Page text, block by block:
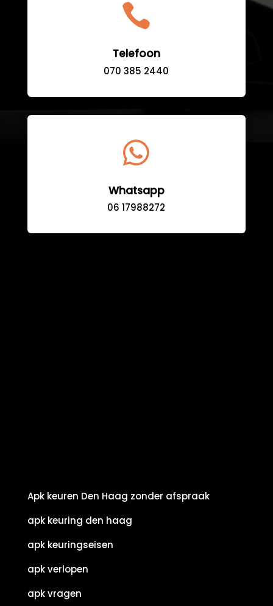

Telefoon
070 385 2440

Whatsapp
06 17988272
Apk keuren Den Haag zonder afspraak
apk keuring den haag
apk keuringseisen
apk verlopen
apk vragen